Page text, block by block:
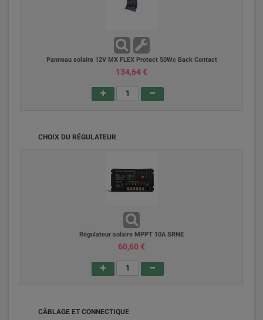
Panneau solaire 12V MX FLEX Protect 50Wc Back Contact
134,64 €
CHOIX DU RÉGULATEUR
Régulateur solaire MPPT 10A SRNE
60,60 €
CÂBLAGE ET CONNECTIQUE